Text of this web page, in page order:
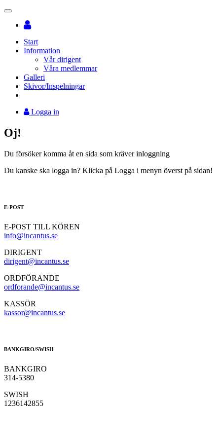
Toggle
navigation
Start
Information
Vår dirigent
Våra medlemmar
Galleri
Skivor/Inspelningar
Logga in
Oj!
Du försöker komma åt en sida som kräver inloggning
Du kanske ska logga in? Klicka på Logga i menyn överst på sidan!
E-POST
E-POST TILL KÖREN
info@incantus.se
DIRIGENT
dirigent@incantus.se
ORDFÖRANDE
ordforande@incantus.se
KASSÖR
kassor@incantus.se
BANKGIRO/SWISH
BANKGIRO
314-5380
SWISH
1236142855